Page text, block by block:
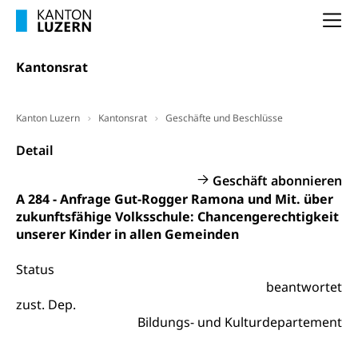
Kantonsrat
Kanton Luzern Kantonsrat Geschäfte und Beschlüsse
Detail
Geschäft abonnieren
A 284 - Anfrage Gut-Rogger Ramona und Mit. über
zukunftsfähige Volksschule: Chancengerechtigkeit
unserer Kinder in allen Gemeinden
Status
beantwortet
zust. Dep.
Bildungs- und Kulturdepartement
Dienststelle Steuern - Wissenswertes
Frühpensionierung, Altersrente, berufliche
Vorsorge, Altersvorsorge
AHV-Altersrente (WAS Luzern)
Altersvorsorge (gruezi.lu.ch)
Wissenschaftsförderung
Wissenschaft, Forschung, Entwicklung, Projekte
Pilotprojekte Klima
Innovative Projekte Landwirtschaft und
Projektförderung Universität Luzern unilu
Erwachsenenbildung und Weiterbildung
Umschulung, zweiter Bildungsweg,
Berufsbildung, Berufsmatura nach Lehre,
Berufsberatung, Standortbestimmung,
Studienberatung, Beratung und Unterstützung,